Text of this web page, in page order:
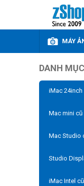
MÁY
DANH
iMac 24inch
Mac mini cũ
Mac Studio
Studio
iMac Intel cũ